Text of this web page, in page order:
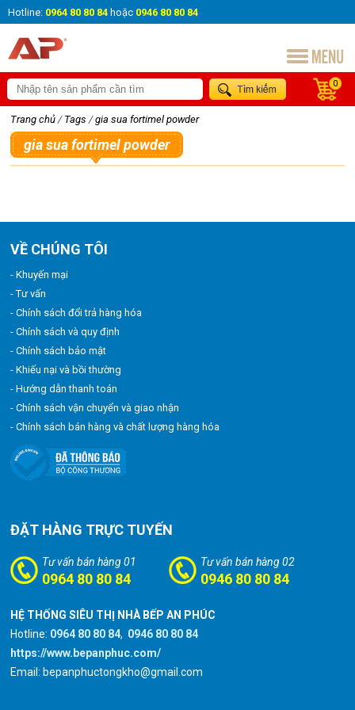
Hotline: 0964 80 80 84 hoặc 0946 80 80 84
0
Trang chủ / Tags / gia sua fortimel powder
gia sua fortimel powder
VỀ CHÚNG TÔI
- Khuyến mại
- Tư vấn
- Chính sách đổi trả hàng hóa
- Chính sách và quy định
- Chính sách bảo mật
- Khiếu nại và bồi thường
- Hướng dẫn thanh toán
- Chính sách vận chuyển và giao nhận
- Chính sách bán hàng và chất lượng hàng hóa
ĐẶT HÀNG TRỰC TUYẾN
Tư vấn bán hàng 01
0964 80 80 84
Tư vấn bán hàng 02
0946 80 80 84
HỆ THỐNG SIÊU THỊ NHÀ BẾP AN PHÚC
Hotline: 0964 80 80 84, 0946 80 80 84
https://www.bepanphuc.com/
Email: bepanphuctongkho@gmail.com